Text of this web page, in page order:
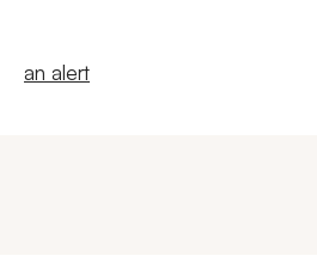
New windowCreate
an alert